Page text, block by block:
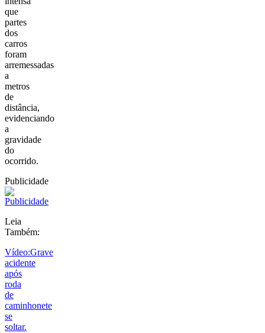
que
partes
dos
carros
foram
arremessadas
a
metros
de
distância,
evidenciando
a
gravidade
do
ocorrido.
Publicidade
Leia
Também:
Vídeo:Grave
acidente
após
roda
de
caminhonete
se
soltar.